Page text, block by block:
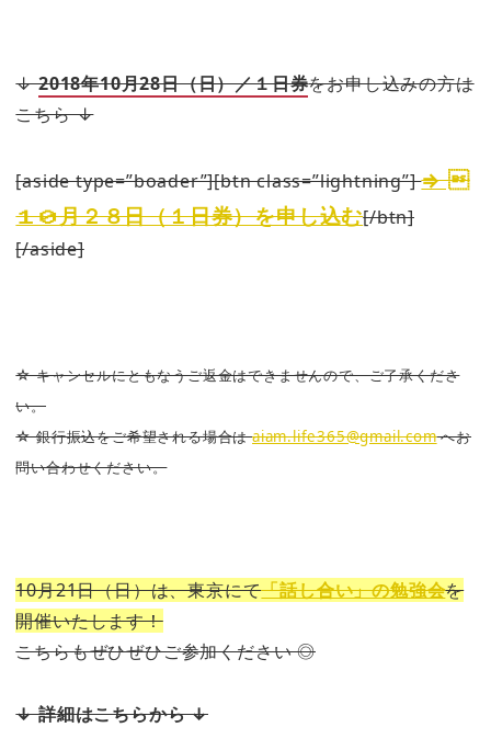
↓2018年10月28日（日）／１日券をお申し込みの方は
こちら ↓
[aside type=”boader”][btn class=”lightning”]⇒ 
１０月２８日（１日券）を申し込む[/btn]
[/aside]
☆ キャンセルにともなうご返金はできませんので、ご了承くださ
い。
☆ 銀行振込をご希望される場合はaiam.life365@gmail.comへお
問い合わせください。
10月21日（日）は、東京にて「話し合い」の勉強会を
開催いたします！
こちらもぜひぜひご参加ください ◎
↓ 詳細はこちらから ↓